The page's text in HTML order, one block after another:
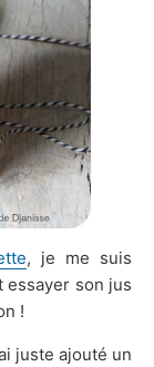
, je me suis
son jus
!
juste ajouté un